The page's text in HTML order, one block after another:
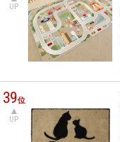
UP
39位
UP